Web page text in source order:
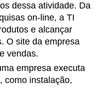
dessa atividade. Da
on-line, a TI
e alcançar
O site da empresa
vendas.
empresa executa
como instalação,